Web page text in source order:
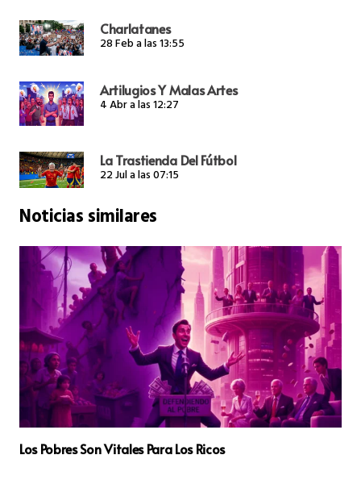
Charlatanes
28 Feb a las 13:55
Artilugios Y Malas Artes
4 Abr a las 12:27
La Trastienda Del Fútbol
22 Jul a las 07:15
Noticias similares
Programas políticos a precios de saldo